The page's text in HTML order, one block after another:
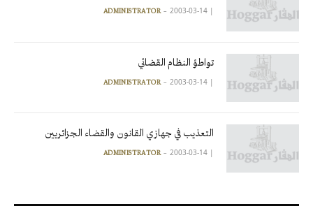
|
ADMINISTRATOR 2003-03-14
تواطؤ النظام القضائي
|
ADMINISTRATOR 2003-03-14
التعذيب في جهازي القانون والقضاء الجزائريين
|
ADMINISTRATOR 2003-03-14